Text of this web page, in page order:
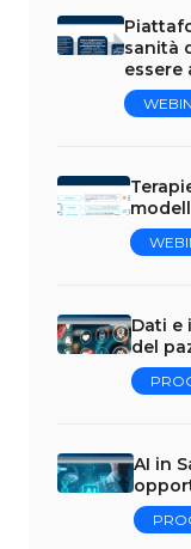
sanità
essere
Dati e
del
AI in